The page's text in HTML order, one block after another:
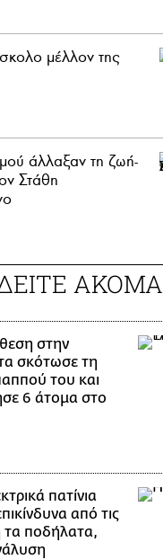
μέλλον της
άλλαξαν τη ζωή-
Στάθη
ΑΚΟΜΑ
στην
σκότωσε τη
του και
6 άτομα στο
πατίνια
από τις
τα ποδήλατα,